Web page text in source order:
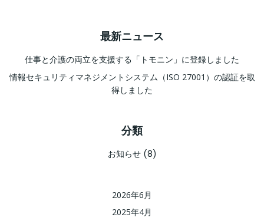
最新ニュース
仕事と介護の両立を支援する「トモニン」に登録しました
情報セキュリティマネジメントシステム（ISO 27001）の認証を取
得しました
分類
お知らせ(8)
2026年6月
2025年4月